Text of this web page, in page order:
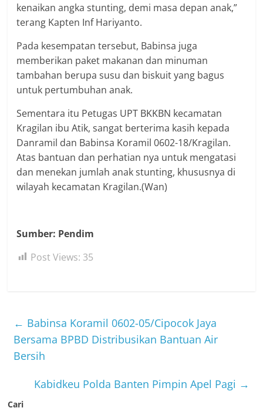
kenaikan angka stunting, demi masa depan anak,”
terang Kapten Inf Hariyanto.
Pada kesempatan tersebut, Babinsa juga
memberikan paket makanan dan minuman
tambahan berupa susu dan biskuit yang bagus
untuk pertumbuhan anak.
Sementara itu Petugas UPT BKKBN kecamatan
Kragilan ibu Atik, sangat berterima kasih kepada
Danramil dan Babinsa Koramil 0602-18/Kragilan.
Atas bantuan dan perhatian nya untuk mengatasi
dan menekan jumlah anak stunting, khususnya di
wilayah kecamatan Kragilan.(Wan)
Sumber: Pendim
Post Views: 35
← Babinsa Koramil 0602-05/Cipocok Jaya
Bersama BPBD Distribusikan Bantuan Air
Bersih
Kabidkeu Polda Banten Pimpin Apel Pagi →
Cari